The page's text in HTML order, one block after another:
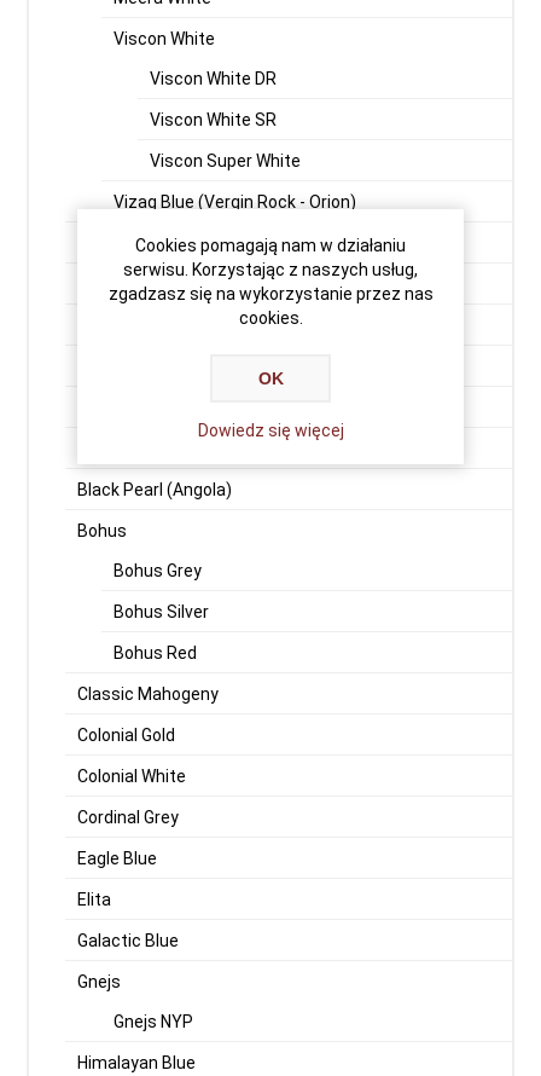
Viscon White
Viscon White DR
Viscon White SR
Viscon Super White
Vizag Blue (Vergin Rock - Orion)
Premium Black
Indian Aurora
Black Pearl (Angola)
Bohus
Bohus Grey
Bohus Silver
Bohus Red
Classic Mahogeny
Colonial Gold
Colonial White
Cordinal Grey
Eagle Blue
Elita
Galactic Blue
Gnejs
Gnejs NYP
Himalayan Blue
Cookies pomagają nam w działaniu
serwisu. Korzystając z naszych usług,
zgadzasz się na wykorzystanie przez nas
cookies.
OK
Dowiedz się więcej